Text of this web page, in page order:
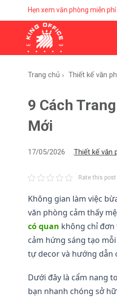
Hẹn xem văn phòng miễn phí
Trang chủ Thiết kế văn
9 Cách
Mới
17/05/2026 .Thiết kế văn
Rate this post
Không gian làm việc
văn phòng cảm thấy
có quan không chỉ đơn
cảm hứng sáng tạo
tự decor và hướng dẫn
Dưới đây là cẩm nang
bạn nhanh chóng sở